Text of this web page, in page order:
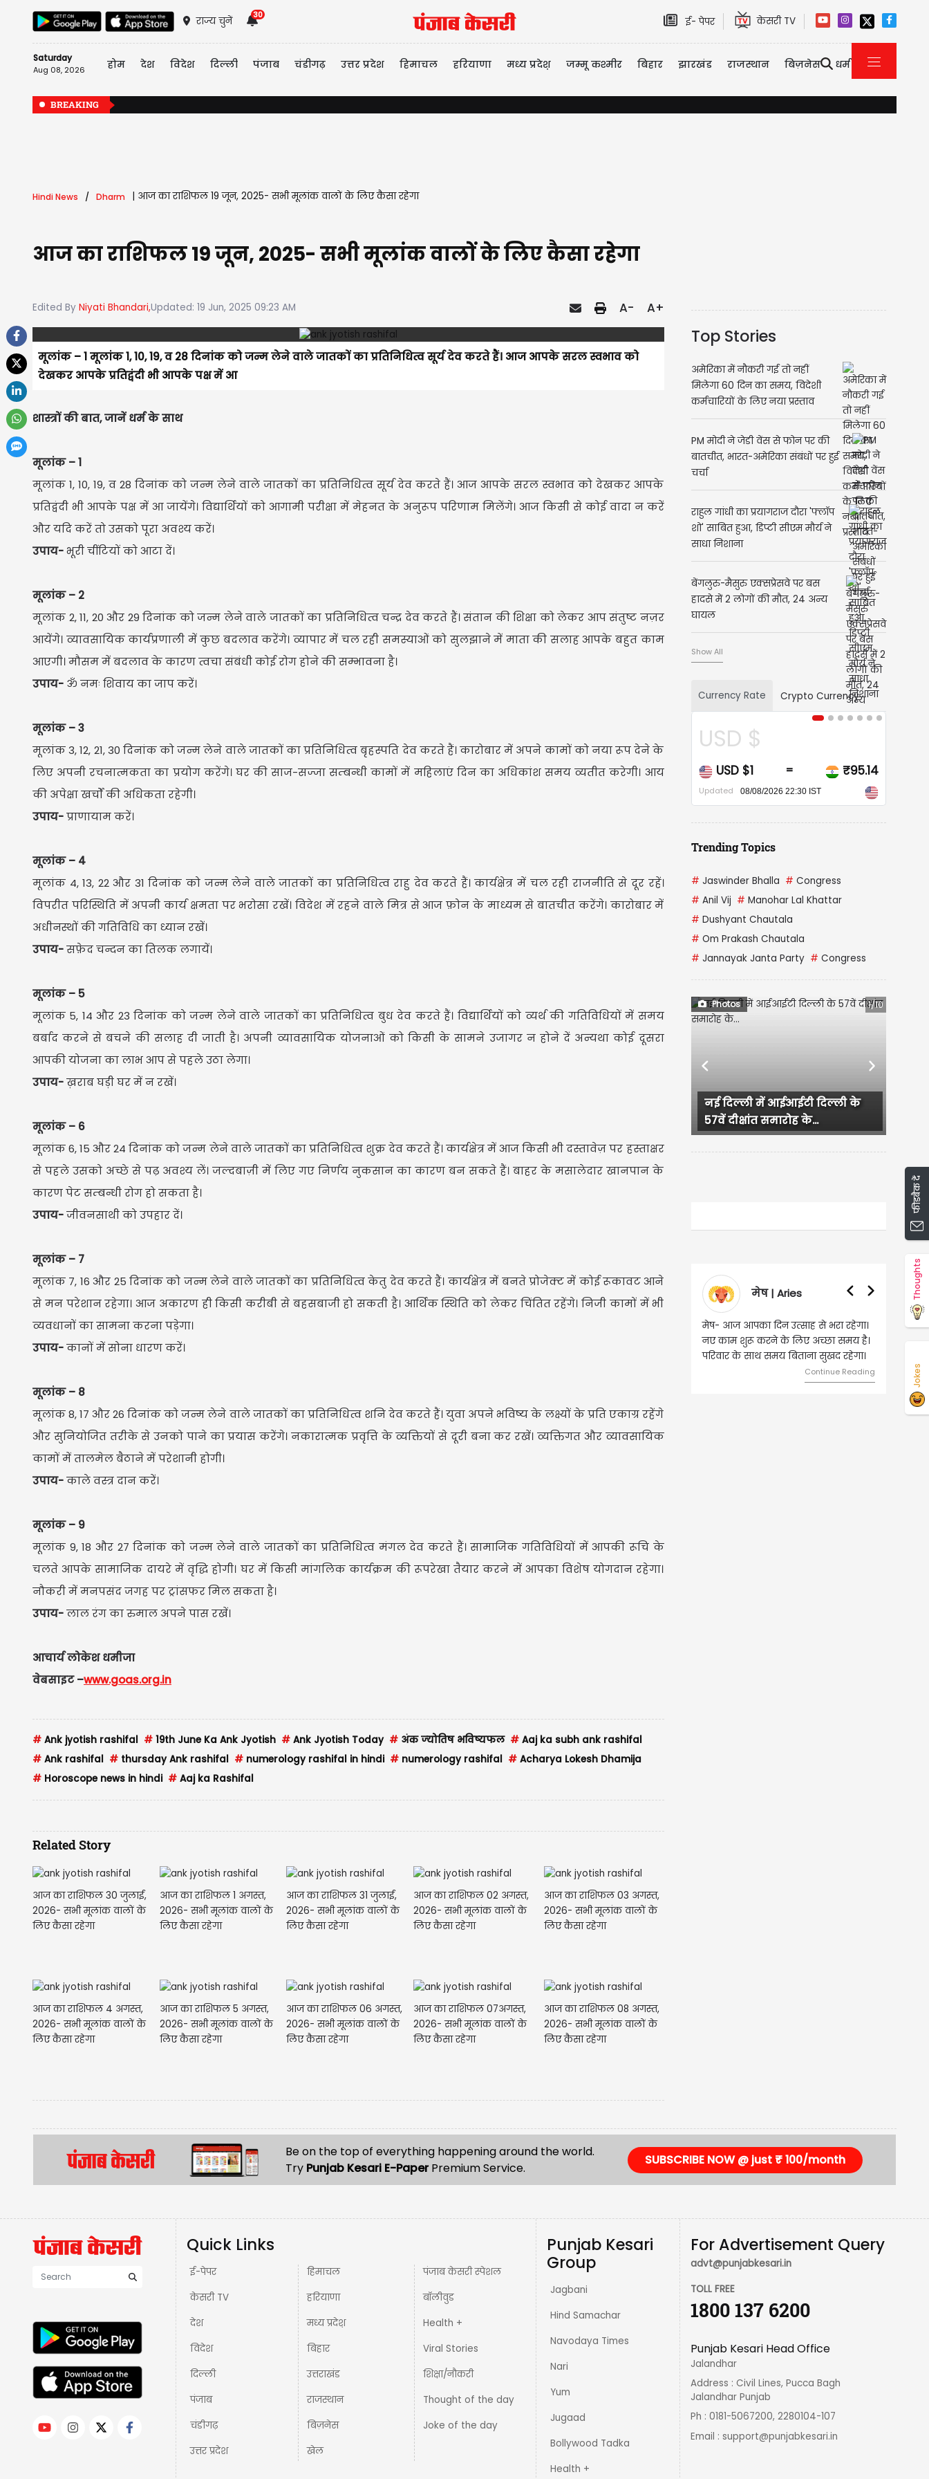
राज्य चुनें
30
ई- पेपर केसरी TV
Saturday
Aug 08, 2026 होम देश विदेश दिल्ली पंजाब चंडीगढ़ उत्तर प्रदेश हिमाचल हरियाणा मध्य प्रदेश़ जम्मू कश्मीर बिहार झारखंड राजस्थान बिज़नेस धर्म
BREAKING
Hindi News Dharm आज का राशिफल 19 जून, 2025- सभी मूलांक वालों के लिए कैसा रहेगा
आज का राशिफल 19 जून, 2025- सभी मूलांक वालों के लिए कैसा रहेगा
Edited By Niyati Bhandari,Updated: 19 Jun, 2025 09:23 AM A- A+
मूलांक – 1 मूलांक 1, 10, 19, व 28 दिनांक को जन्म लेने वाले जातकों का प्रतिनिधित्व सूर्य देव करते हैं। आज आपके सरल स्वभाव को
देखकर आपके प्रतिद्वंदी भी आपके पक्ष में आ
शास्त्रों की बात, जानें धर्म के साथ
मूलांक – 1
मूलांक 1, 10, 19, व 28 दिनांक को जन्म लेने वाले जातकों का प्रतिनिधित्व सूर्य देव करते हैं। आज आपके सरल स्वभाव को देखकर आपके
प्रतिद्वंदी भी आपके पक्ष में आ जायेंगे। विद्यार्थियों को आगामी परीक्षा में मेहनत के अनुरूप परिणाम मिलेंगे। आज किसी से कोई वादा न करें
और यदि करें तो उसको पूरा अवश्य करें।
उपाय-भूरी चींटियों को आटा दें।
मूलांक – 2
मूलांक 2, 11, 20 और 29 दिनांक को जन्म लेने वाले जातकों का प्रतिनिधित्व चन्द्र देव करते हैं। संतान की शिक्षा को लेकर आप संतुष्ट नज़र
आयेंगे। व्यावसायिक कार्यप्रणाली में कुछ बदलाव करेंगे। व्यापार में चल रही समस्याओं को सुलझाने में माता की सलाह आपके बहुत काम
आएगी। मौसम में बदलाव के कारण त्वचा संबंधी कोई रोग होने की सम्भावना है।
उपाय- ॐ नमः शिवाय का जाप करें।
मूलांक – 3
मूलांक 3, 12, 21, 30 दिनांक को जन्म लेने वाले जातकों का प्रतिनिधित्व बृहस्पति देव करते हैं। कारोबार में अपने कामों को नया रूप देने के
लिए अपनी रचनात्मकता का प्रयोग करेंगे। घर की साज-सज्जा सम्बन्धी कामों में महिलाएं दिन का अधिकांश समय व्यतीत करेगी। आय
की अपेक्षा खर्चों की अधिकता रहेगी।
उपाय-प्राणायाम करें।
मूलांक – 4
मूलांक 4, 13, 22 और 31 दिनांक को जन्म लेने वाले जातकों का प्रतिनिधित्व राहु देव करते हैं। कार्यक्षेत्र में चल रही राजनीति से दूर रहें।
विपरीत परिस्थिति में अपनी कार्य क्षमता पर भरोसा रखें। विदेश में रहने वाले मित्र से आज फ़ोन के माध्यम से बातचीत करेंगे। कारोबार में
अधीनस्थों की गतिविधि का ध्यान रखें।
उपाय-सफ़ेद चन्दन का तिलक लगायें।
मूलांक – 5
मूलांक 5, 14 और 23 दिनांक को जन्म लेने वाले जातकों का प्रतिनिधित्व बुध देव करते हैं। विद्यार्थियों को व्यर्थ की गतिविधियों में समय
बर्बाद करने से बचने की सलाह दी जाती है। अपनी व्यावसायिक योजनाओं को किसी के सामने उजागर न होने दें अन्यथा कोई दूसरा
आपकी योजना का लाभ आप से पहले उठा लेगा।
उपाय-ख़राब घड़ी घर में न रखें।
मूलांक – 6
मूलांक 6, 15 और 24 दिनांक को जन्म लेने वाले जातकों का प्रतिनिधित्व शुक्र देव करते हैं। कार्यक्षेत्र में आज किसी भी दस्तावेज़ पर हस्ताक्षर
से पहले उसको अच्छे से पढ़ अवश्य लें। जल्दबाज़ी में लिए गए निर्णय नुकसान का कारण बन सकते हैं। बाहर के मसालेदार खानपान के
कारण पेट सम्बन्धी रोग हो सकता है।
उपाय-जीवनसाथी को उपहार दें।
मूलांक – 7
मूलांक 7, 16 और 25 दिनांक को जन्म लेने वाले जातकों का प्रतिनिधित्व केतु देव करते हैं। कार्यक्षेत्र में बनते प्रोजेक्ट में कोई रूकावट आने
से मन परेशान रहेगा। आज अकारण ही किसी करीबी से बहसबाजी हो सकती है। आर्थिक स्थिति को लेकर चिंतित रहेंगे। निजी कामों में भी
व्यवधानों का सामना करना पड़ेगा।
उपाय-कानों में सोना धारण करें।
मूलांक – 8
मूलांक 8, 17 और 26 दिनांक को जन्म लेने वाले जातकों का प्रतिनिधित्व शनि देव करते हैं। युवा अपने भविष्य के लक्ष्यों के प्रति एकाग्र रहेंगे
और सुनियोजित तरीके से उनको पाने का प्रयास करेंगे। नकारात्मक प्रवृत्ति के व्यक्तियों से दूरी बना कर रखें। व्यक्तिगत और व्यावसायिक
कामों में तालमेल बैठाने में परेशानी होगी।
उपाय-काले वस्त्र दान करें।
मूलांक – 9
मूलांक 9, 18 और 27 दिनांक को जन्म लेने वाले जातकों का प्रतिनिधित्व मंगल देव करते हैं। सामाजिक गतिविधियों में आपकी रूचि के
चलते आपके सामाजिक दायरे में वृद्धि होगी। घर में किसी मांगलिक कार्यक्रम की रूपरेखा तैयार करने में आपका विशेष योगदान रहेगा।
नौकरी में मनपसंद जगह पर ट्रांसफर मिल सकता है।
उपाय-लाल रंग का रुमाल अपने पास रखें।
आचार्य लोकेश धमीजा
वेबसाइट –www.goas.org.in
# Ank jyotish rashifal # 19th June Ka Ank Jyotish # Ank Jyotish Today # अंक ज्‍योतिष भविष्‍यफल # Aaj ka subh ank rashifal
# Ank rashifal # thursday Ank rashifal # numerology rashifal in hindi # numerology rashifal # Acharya Lokesh Dhamija
# Horoscope news in hindi # Aaj ka Rashifal
Related Story
आज का राशिफल 30 जुलाई,
2026- सभी मूलांक वालों के
लिए कैसा रहेगा
आज का राशिफल 1 अगस्त,
2026- सभी मूलांक वालों के
लिए कैसा रहेगा
आज का राशिफल 31 जुलाई,
2026- सभी मूलांक वालों के
लिए कैसा रहेगा
आज का राशिफल 02 अगस्त,
2026- सभी मूलांक वालों के
लिए कैसा रहेगा
आज का राशिफल 03 अगस्त,
2026- सभी मूलांक वालों के
लिए कैसा रहेगा
आज का राशिफल 4 अगस्त,
2026- सभी मूलांक वालों के
लिए कैसा रहेगा
आज का राशिफल 5 अगस्त,
2026- सभी मूलांक वालों के
लिए कैसा रहेगा
आज का राशिफल 06 अगस्त,
2026- सभी मूलांक वालों के
लिए कैसा रहेगा
आज का राशिफल 07अगस्त,
2026- सभी मूलांक वालों के
लिए कैसा रहेगा
आज का राशिफल 08 अगस्त,
2026- सभी मूलांक वालों के
लिए कैसा रहेगा
Top Stories
अमेरिका में नौकरी गई तो नहीं
मिलेगा 60 दिन का समय, विदेशी
कर्मचारियों के लिए नया प्रस्ताव
PM मोदी ने जेडी वेंस से फोन पर की
बातचीत, भारत-अमेरिका संबंधों पर हुई
चर्चा
राहुल गांधी का प्रयागराज दौरा 'फ्लॉप
शो' साबित हुआ, डिप्टी सीएम मौर्य ने
साधा निशाना
बेंगलुरु-मैसुरु एक्सप्रेसवे पर बस
हादसे में 2 लोगों की मौत, 24 अन्य
घायल
Show All
Currency Rate Crypto Currency
USD $
USD $1 = ₹95.14
08/08/2026 22:30 IST
CAD $1
Updated 08/08/2026 22:30
Trending Topics
# Jaswinder Bhalla # Congress
# Anil Vij # Manohar Lal Khattar
# Dushyant Chautala
# Om Prakash Chautala
# Jannayak Janta Party # Congress
Photos 1/10
नई दिल्ली में आईआईटी दिल्ली के
57वें दीक्षांत समारोह के...
Jalandhar में Grand
Previous Next
मेष | Aries
मेष- आज आपका दिन उत्साह से भरा रहेगा।
नए काम शुरू करने के लिए अच्छा समय है।
परिवार के साथ समय बिताना सुखद रहेगा।
वृषभ | Taurus
वृष- आज का दिन इस राशि के
लिए शुभ रहने वाला है। धन
मामलों में सफलता मिलेगी।
मेलजोल बढ़ेगा। आर्थिक निवेश
समझकर...
Be on the top of everything happening around the world.
Try Punjab Kesari E-PaperPremium Service.
SUBSCRIBE NOW @ just ₹ 100/month
Quick Links
ई-पेपर
केसरी TV
देश
विदेश
दिल्ली
पंजाब
चंडीगढ़
उत्तर प्रदेश
हिमाचल
हरियाणा
मध्य प्रदेश़
बिहार
उत्तराखंड
राजस्थान
बिज़नेस
खेल
पंजाब केसरी स्पेशल
बॉलीवुड
Health +
Viral Stories
शिक्षा/नौकरी
Thought of the day
Joke of the day
Punjab Kesari
Group
Jagbani
Hind Samachar
Navodaya Times
Nari
Yum
Jugaad
Bollywood Tadka
Health +
For Advertisement Query
advt@punjabkesari.in
TOLL FREE
1800 137 6200
Punjab Kesari Head Office
Jalandhar
Address : Civil Lines, Pucca Bagh
Jalandhar Punjab
Ph : 0181-5067200, 2280104-107
Email :support@punjabkesari.in
फीडबैक दें
Thoughts
Jokes